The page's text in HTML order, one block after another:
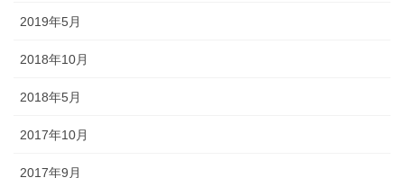
2019年5月
2018年10月
2018年5月
2017年10月
2017年9月